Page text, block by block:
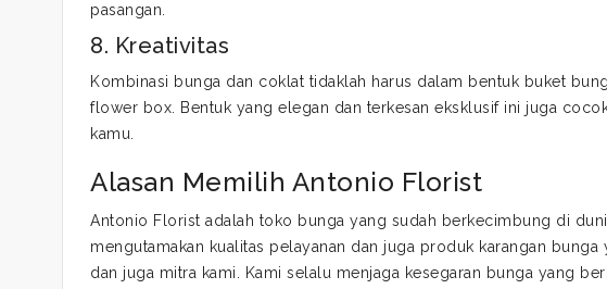
pasangan.
8. Kreativitas
Kombinasi bunga dan coklat tidaklah harus dalam bentuk buket
flower box. Bentuk yang elegan dan terkesan eksklusif ini juga
kamu.
Alasan Memilih Antonio Florist
Antonio Florist adalah toko bunga yang sudah berkecimbung di
mengutamakan kualitas pelayanan dan juga produk karangan
dan juga mitra kami. Kami selalu menjaga kesegaran bunga yang